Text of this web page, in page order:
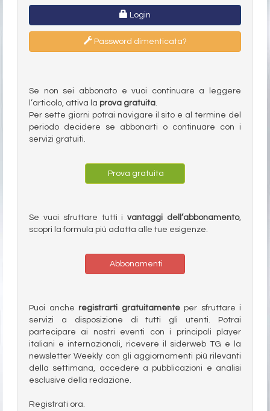
Login
Password dimenticata?
Se non sei abbonato e vuoi continuare a leggere
l’articolo, attiva la prova gratuita.
Per sette giorni potrai navigare il sito e al termine del
periodo decidere se abbonarti o continuare con i
servizi gratuiti.
Prova gratuita
Se vuoi sfruttare tutti ivantaggi dell’abbonamento,
scopri la formula più adatta alle tue esigenze.
Abbonamenti
Puoi anche registrarti gratuitamenteper sfruttare i
servizi a disposizione di tutti gli utenti. Potrai
partecipare ai nostri eventi con i principali player
italiani e internazionali, ricevere il siderweb TG e la
newsletter Weekly con gli aggiornamenti più rilevanti
della settimana, accedere a pubblicazioni e analisi
esclusive della redazione.
Registrati ora.